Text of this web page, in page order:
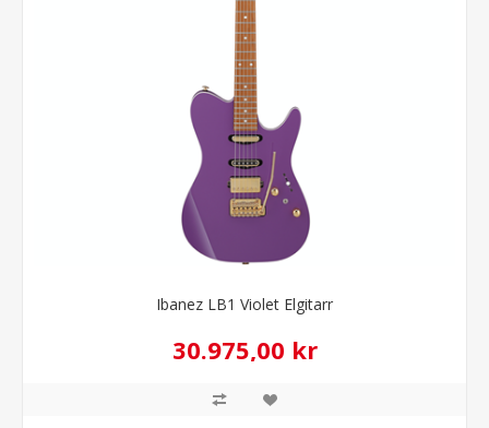
Ibanez LB1 Violet Elgitarr
30.975,00 kr